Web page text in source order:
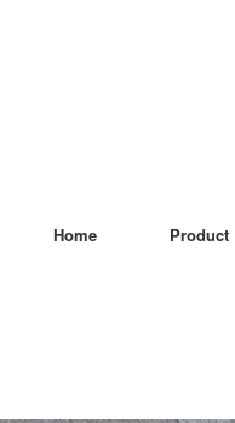
Home Product